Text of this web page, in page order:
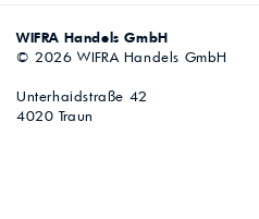
WIFRA Handels GmbH
© 2026 WIFRA Handels GmbH
Unterhaidstraße 42
4020 Traun